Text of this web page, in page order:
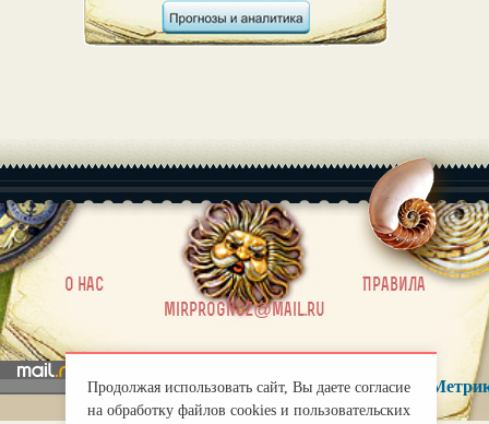
О нас |
Правила
mirprognoz@mail.ru
Продолжая использовать сайт, Вы даете согласие
на обработку файлов cookies и пользовательских